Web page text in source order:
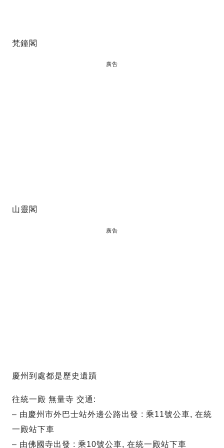
梵鐘閣
廣告
山靈閣
廣告
慶州到處都是歷史遺蹟
往統一殿 無量寺 交通:
– 由慶州市外巴士站外邊公路出發 : 乘11號公車, 在統
一殿站下車
– 由佛國寺出發 : 乘10號公車, 在統一殿站下車